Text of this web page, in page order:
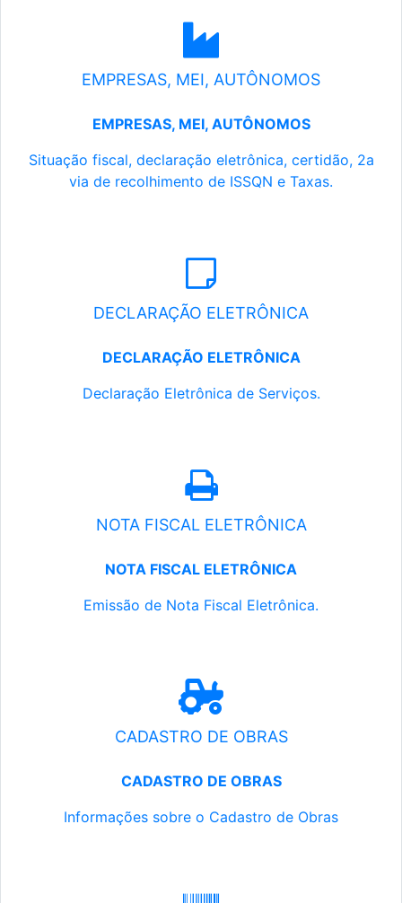
EMPRESAS, MEI, AUTÔNOMOS
EMPRESAS, MEI, AUTÔNOMOS
Situação fiscal, declaração eletrônica, certidão, 2a
via de recolhimento de ISSQN e Taxas.
DECLARAÇÃO ELETRÔNICA
DECLARAÇÃO ELETRÔNICA
Declaração Eletrônica de Serviços.
NOTA FISCAL ELETRÔNICA
NOTA FISCAL ELETRÔNICA
Emissão de Nota Fiscal Eletrônica.
CADASTRO DE OBRAS
CADASTRO DE OBRAS
Informações sobre o Cadastro de Obras